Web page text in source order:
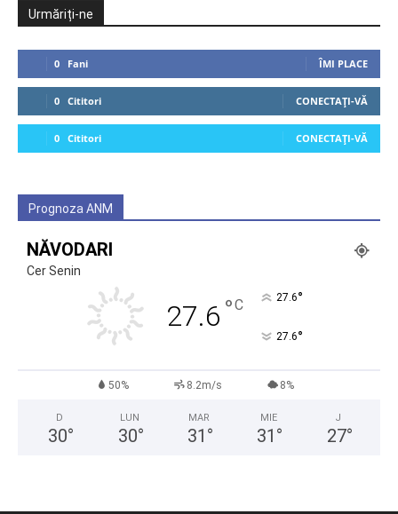
Urmăriți-ne
0 Fani ÎMI PLACE
0 Cititori CONECTAȚI-VĂ
0 Cititori CONECTAȚI-VĂ
Prognoza ANM
NĂVODARI
Cer Senin
27.6 °C 27.6°
27.6°
50% 8.2m/s 8%
D
30°
LUN
30°
MAR
31 °
MIE
31 °
J
27°